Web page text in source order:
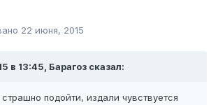
22 июня, 2015
в 13:45, Барагоз сказал:
подойти, издали чувствуется